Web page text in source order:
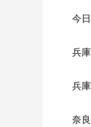
今
兵
兵
奈